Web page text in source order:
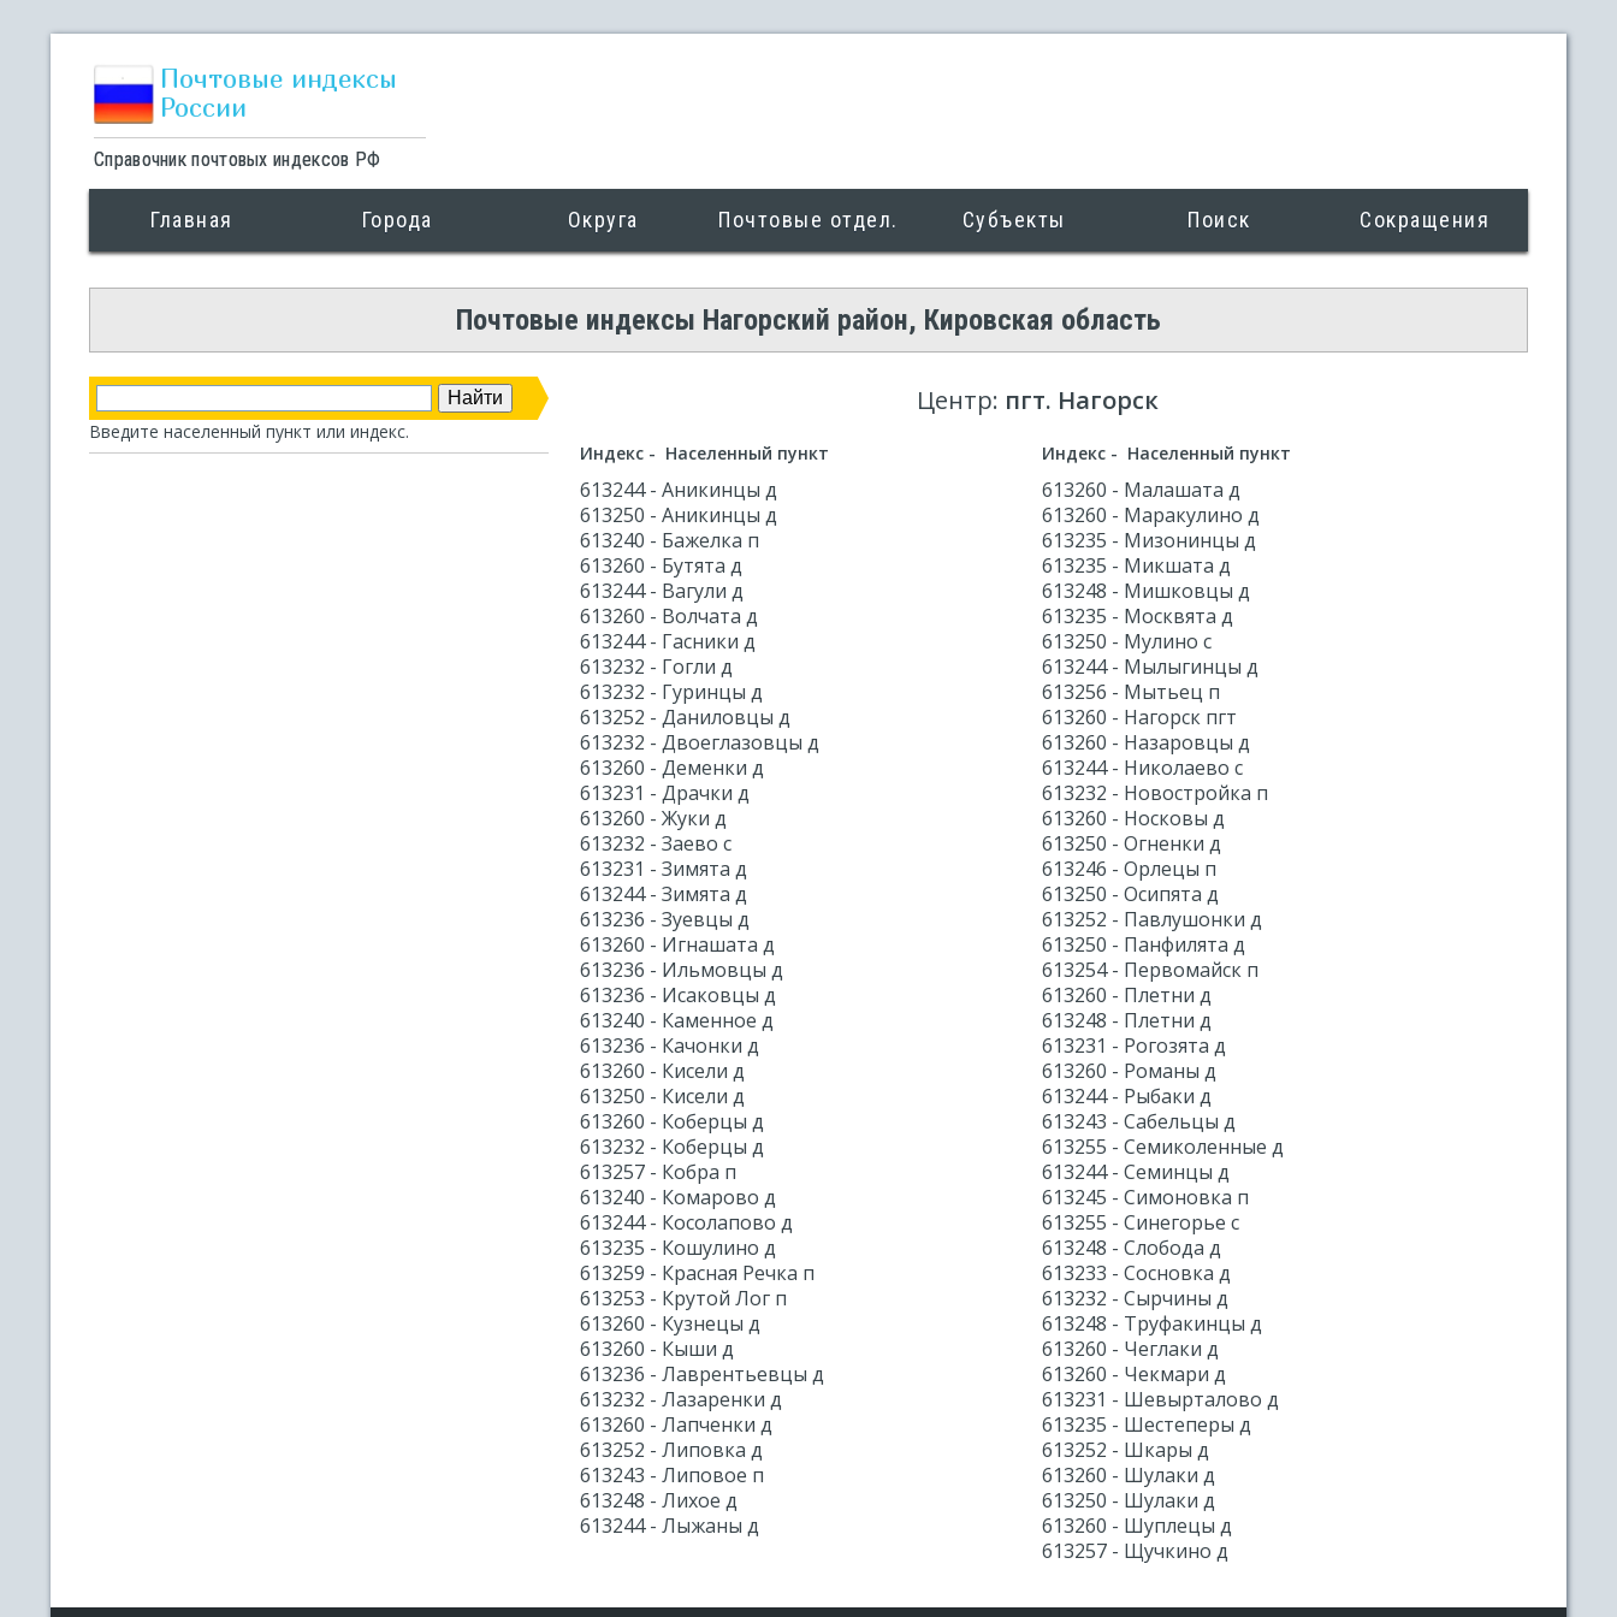
Почтовые индексы
России
Справочник почтовых индексов РФ
Главная Города Округа Почтовые отдел. Субъекты Поиск Сокращения
Почтовые индексы Нагорский район, Кировская область
Введите населенный пункт или индекс.
Центр: пгт. Нагорск
Индекс - Населенный пункт
613244 - Аникинцы д
613250 - Аникинцы д
613240 - Бажелка п
613260 - Бутята д
613244 - Вагули д
613260 - Волчата д
613244 - Гасники д
613232 - Гогли д
613232 - Гуринцы д
613252 - Даниловцы д
613232 - Двоеглазовцы д
613260 - Деменки д
613231 - Драчки д
613260 - Жуки д
613232 - Заево с
613231 - Зимята д
613244 - Зимята д
613236 - Зуевцы д
613260 - Игнашата д
613236 - Ильмовцы д
613236 - Исаковцы д
613240 - Каменное д
613236 - Качонки д
613260 - Кисели д
613250 - Кисели д
613260 - Коберцы д
613232 - Коберцы д
613257 - Кобра п
613240 - Комарово д
613244 - Косолапово д
613235 - Кошулино д
613259 - Красная Речка п
613253 - Крутой Лог п
613260 - Кузнецы д
613260 - Кыши д
613236 - Лаврентьевцы д
613232 - Лазаренки д
613260 - Лапченки д
613252 - Липовка д
613243 - Липовое п
613248 - Лихое д
613244 - Лыжаны д
Индекс - Населенный пункт
613260 - Малашата д
613260 - Маракулино д
613235 - Мизонинцы д
613235 - Микшата д
613248 - Мишковцы д
613235 - Москвята д
613250 - Мулино с
613244 - Мылыгинцы д
613256 - Мытьец п
613260 - Нагорск пгт
613260 - Назаровцы д
613244 - Николаево с
613232 - Новостройка п
613260 - Носковы д
613250 - Огненки д
613246 - Орлецы п
613250 - Осипята д
613252 - Павлушонки д
613250 - Панфилята д
613254 - Первомайск п
613260 - Плетни д
613248 - Плетни д
613231 - Рогозята д
613260 - Романы д
613244 - Рыбаки д
613243 - Сабельцы д
613255 - Семиколенные д
613244 - Семинцы д
613245 - Симоновка п
613255 - Синегорье с
613248 - Слобода д
613233 - Сосновка д
613232 - Сырчины д
613248 - Труфакинцы д
613260 - Чеглаки д
613260 - Чекмари д
613231 - Шевырталово д
613235 - Шестеперы д
613252 - Шкары д
613260 - Шулаки д
613250 - Шулаки д
613260 - Шуплецы д
613257 - Щучкино д